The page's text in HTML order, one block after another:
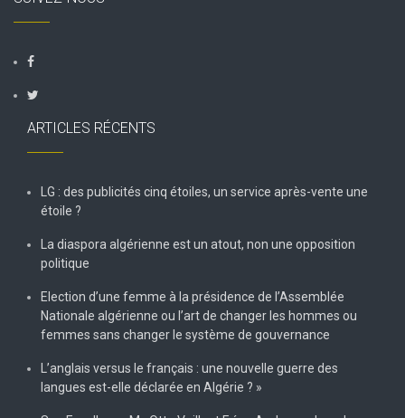
ARTICLES RÉCENTS
LG : des publicités cinq étoiles, un service après-vente une
étoile ?
La diaspora algérienne est un atout, non une opposition
politique
Election d’une femme à la présidence de l’Assemblée
Nationale algérienne ou l’art de changer les hommes ou
femmes sans changer le système de gouvernance
L’anglais versus le français : une nouvelle guerre des
langues est-elle déclarée en Algérie ? »